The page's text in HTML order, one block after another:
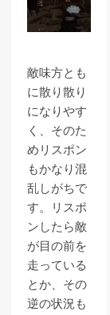
敵味方とも
に散り散り
になりやす
く、そのた
めリスポン
もかなり混
乱しがちで
す。リスポ
ンしたら敵
が目の前を
走っている
とか、その
逆の状況も